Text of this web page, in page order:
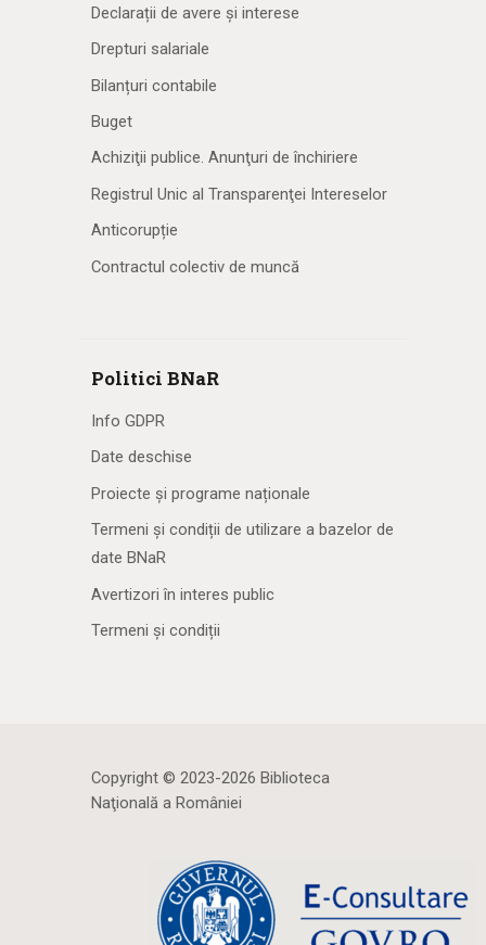
Declarații de avere și interese
Drepturi salariale
Bilanțuri contabile
Buget
Achiziţii publice. Anunţuri de închiriere
Registrul Unic al Transparenţei Intereselor
Anticorupție
Contractul colectiv de muncă
Politici BNaR
Info GDPR
Date deschise
Proiecte și programe naționale
Termeni și condiții de utilizare a bazelor de
date BNaR
Avertizori în interes public
Termeni și condiții
Copyright © 2023-2026 Biblioteca
Naţională a României